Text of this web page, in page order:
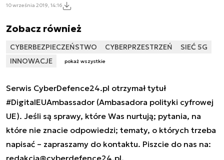
10 września 2019, 14:16
Zobacz również
CYBERBEZPIECZEŃSTWO CYBERPRZESTRZEŃ
SIEĆ 5G
INNOWACJE
pokaż wszystkie
Serwis CyberDefence24.pl otrzymał tytuł
#DigitalEUAmbassador (Ambasadora polityki cyfrowej
UE). Jeśli są sprawy, które Was nurtują; pytania, na
które nie znacie odpowiedzi; tematy, o których trzeba
napisać – zapraszamy do kontaktu. Piszcie do nas na: